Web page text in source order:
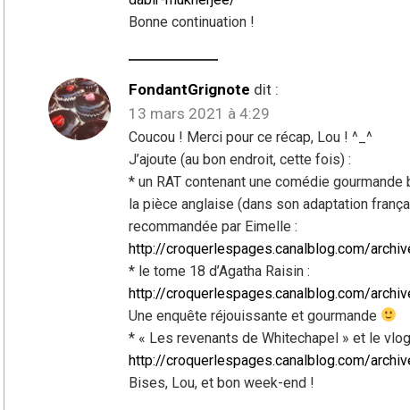
Bonne continuation !
FondantGrignote dit :
13 mars 2021 à 4:29
Coucou ! Merci pour ce récap, Lou ! ^_^
J’ajoute (au bon endroit, cette fois) :
* un RAT contenant une comédie gourmande
la pièce anglaise (dans son adaptation
recommandée par Eimelle :
http://croquerlespages.canalblog.com/
* le tome 18 d’Agatha Raisin :
http://croquerlespages.canalblog.com/
Une enquête réjouissante et gourmande
* « Les revenants de Whitechapel » et le
http://croquerlespages.canalblog.com/
Bises, Lou, et bon week-end !